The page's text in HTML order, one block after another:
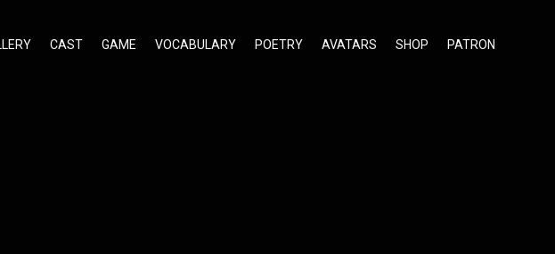
CAST GAME VOCABULARY POETRY AVATARS SHOP PATRON